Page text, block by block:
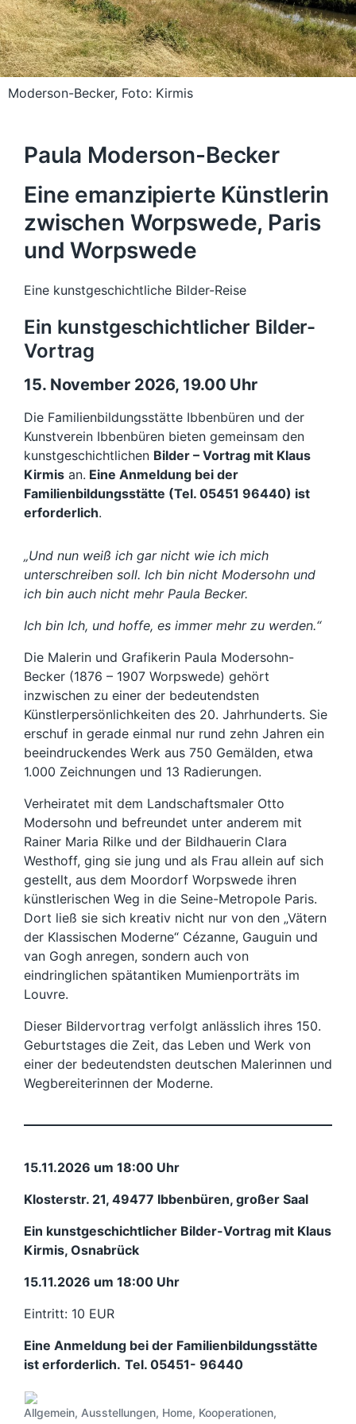
Moderson-Becker, Foto: Kirmis
Paula Moderson-Becker
Eine emanzipierte Künstlerin
zwischen Worpswede, Paris
und Worpswede
Eine kunstgeschichtliche Bilder-Reise
Ein kunstgeschichtlicher Bilder-
Vortrag
15. November 2026, 19.00 Uhr
Die Familienbildungsstätte Ibbenbüren und der
Kunstverein Ibbenbüren bieten gemeinsam den
kunstgeschichtlichen Bilder – Vortrag mit Klaus
Kirmis an. Eine Anmeldung bei der
Familienbildungsstätte (Tel. 05451 96440) ist
erforderlich.
„Und nun weiß ich gar nicht wie ich mich
unterschreiben soll. Ich bin nicht Modersohn und
ich bin auch nicht mehr Paula Becker.
Ich bin Ich, und hoffe, es immer mehr zu werden.“
Die Malerin und Grafikerin Paula Modersohn-
Becker (1876 – 1907 Worpswede) gehört
inzwischen zu einer der bedeutendsten
Künstlerpersönlichkeiten des 20. Jahrhunderts. Sie
erschuf in gerade einmal nur rund zehn Jahren ein
beeindruckendes Werk aus 750 Gemälden, etwa
1.000 Zeichnungen und 13 Radierungen.
Verheiratet mit dem Landschaftsmaler Otto
Modersohn und befreundet unter anderem mit
Rainer Maria Rilke und der Bildhauerin Clara
Westhoff, ging sie jung und als Frau allein auf sich
gestellt, aus dem Moordorf Worpswede ihren
künstlerischen Weg in die Seine-Metropole Paris.
Dort ließ sie sich kreativ nicht nur von den „Vätern
der Klassischen Moderne“ Cézanne, Gauguin und
van Gogh anregen, sondern auch von
eindringlichen spätantiken Mumienporträts im
Louvre.
Dieser Bildervortrag verfolgt anlässlich ihres 150.
Geburtstages die Zeit, das Leben und Werk von
einer der bedeutendsten deutschen Malerinnen und
Wegbereiterinnen der Moderne.
15.11.2026 um 18:00 Uhr
Klosterstr. 21, 49477 Ibbenbüren, großer Saal
Ein kunstgeschichtlicher Bilder-Vortrag mit Klaus
Kirmis, Osnabrück
15.11.2026 um 18:00 Uhr
Eintritt: 10 EUR
Eine Anmeldung bei der Familienbildungsstätte
ist erforderlich. Tel. 05451- 96440
Allgemein, Ausstellungen, Home, Kooperationen,